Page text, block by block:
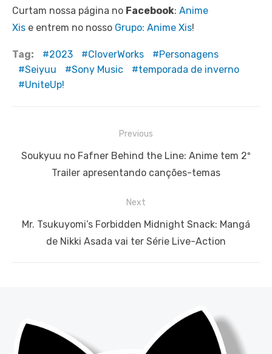
Curtam nossa página no Facebook: Anime
Xis e entrem no nosso Grupo: Anime Xis!
Tag: 2023 CloverWorks
Personagens
Seiyuu
Sony Music
temporada de inverno
UniteUp!
de
Previous
Previous
Soukyuu no Fafner Behind the Line: Anime tem 2º
Trailer apresentando canções-temas
Next
Next
Mr. Tsukuyomi’s Forbidden Midnight Snack: Mangá
de Nikki Asada vai ter Série Live-Action